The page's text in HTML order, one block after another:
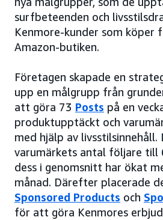
surfbeteenden och
Kenmore-kunder som köper
Amazon-butiken.
Företagen skapade en
upp en målgrupp från
att göra 73 Posts på en
produktupptäckt och
med hjälp av
varumärkets antal följare till
dess i genomsnitt har ökat
månad. Därefter placerade
Sponsored Products och
för att göra Kenmores